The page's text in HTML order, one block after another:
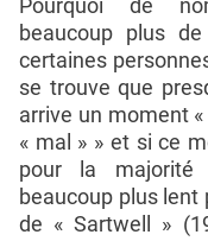
Pourquoi de
beaucoup plus
certaines
se trouve que
arrive un moment
« mal » » et si ce
pour la majorité
beaucoup plus
de « Sartwell »